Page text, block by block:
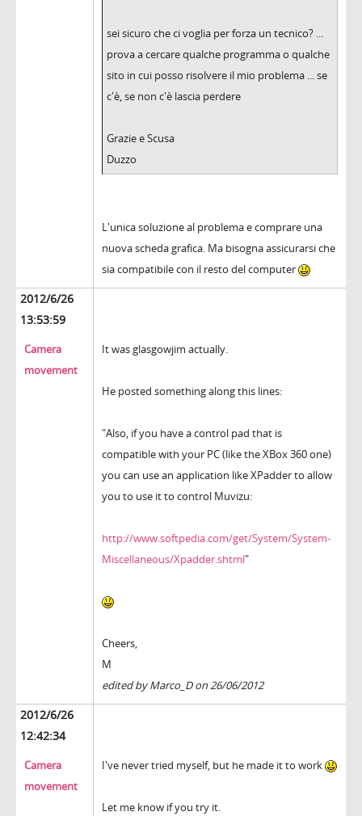
sei sicuro che ci voglia per forza un tecnico? ...
prova a cercare qualche programma o qualche
sito in cui posso risolvere il mio problema ... se
c'è, se non c'è lascia perdere
Grazie e Scusa
Duzzo
L'unica soluzione al problema e comprare una
nuova scheda grafica. Ma bisogna assicurarsi che
sia compatibile con il resto del computer
2012/6/26
13:53:59
Camera
movement
It was glasgowjim actually.
He posted something along this lines:
"Also, if you have a control pad that is
compatible with your PC (like the XBox 360 one)
you can use an application like XPadder to allow
you to use it to control Muvizu:
http://www.softpedia.com/get/System/System-
Miscellaneous/Xpadder.shtml"
Cheers,
M
edited by Marco_D on 26/06/2012
2012/6/26
12:42:34
Camera
movement
I've never tried myself, but he made it to work
Let me know if you try it.